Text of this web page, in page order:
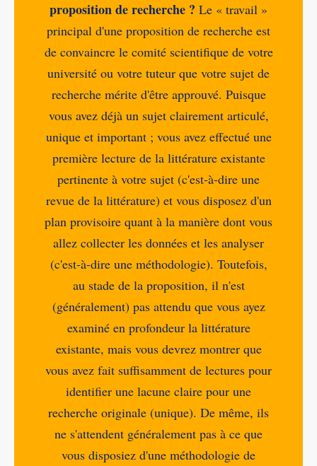
proposition de recherche ? Le « travail »
principal d'une proposition de recherche est
de convaincre le comité scientifique de votre
université ou votre tuteur que votre sujet de
recherche mérite d'être approuvé. Puisque
vous avez déjà un sujet clairement articulé,
unique et important ; vous avez effectué une
première lecture de la littérature existante
pertinente à votre sujet (c'est-à-dire une
revue de la littérature) et vous disposez d'un
plan provisoire quant à la manière dont vous
allez collecter les données et les analyser
(c'est-à-dire une méthodologie). Toutefois,
au stade de la proposition, il n'est
(généralement) pas attendu que vous ayez
examiné en profondeur la littérature
existante, mais vous devrez montrer que
vous avez fait suffisamment de lectures pour
identifier une lacune claire pour une
recherche originale (unique). De même, ils
ne s'attendent généralement pas à ce que
vous disposiez d'une méthodologie de